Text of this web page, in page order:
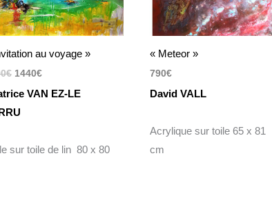
au voyage »
€ 1440€
VAN EZ-LE
sur toile de lin 80 x 80
« Meteor »
790€
David VALL
Acrylique sur toile 65 x 81
cm